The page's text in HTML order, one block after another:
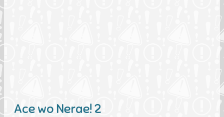
Ace wo Nerae! 2